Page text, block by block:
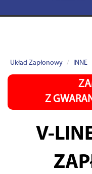
Układ Zapłonowy INNE
Z
V-